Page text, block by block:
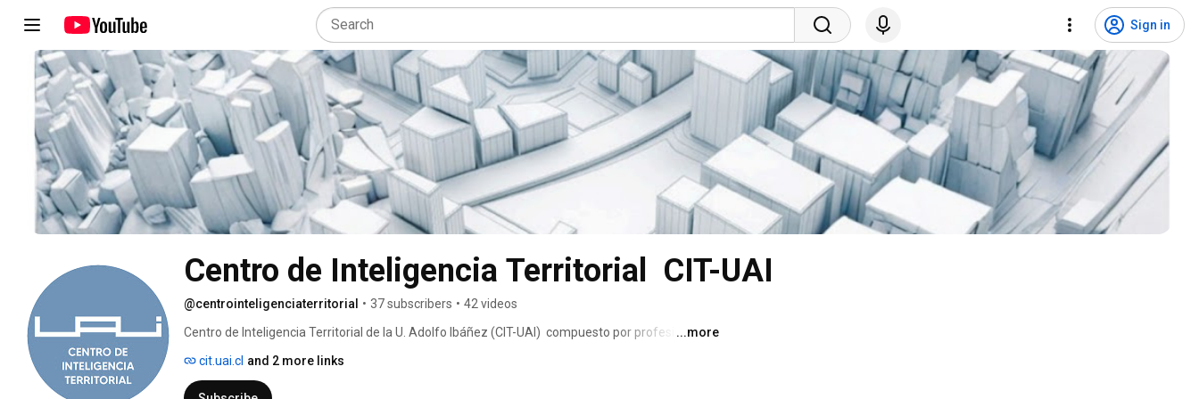
Sign in
Centro de Inteligencia Territorial  CIT-UAI
@centrointeligenciaterritorial • 37 subscribers • 42 videos
Centro de Inteligencia Territorial de la U. Adolfo Ibáñez (CIT-UAI)  compuesto por profesionales
desarrollar herramientas y  soluciones a problemas territoriales complejos. El CIT-UAI creó la
Matriz Humana de Bienestar Territorial (MBHT), un sistema de información compuesto por
...more
cit.uai.cl and 2 more links